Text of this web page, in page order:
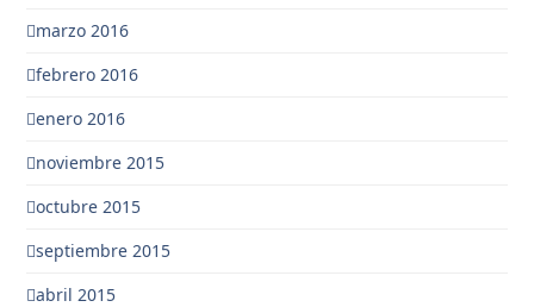
marzo 2016
febrero 2016
enero 2016
noviembre 2015
octubre 2015
septiembre 2015
abril 2015